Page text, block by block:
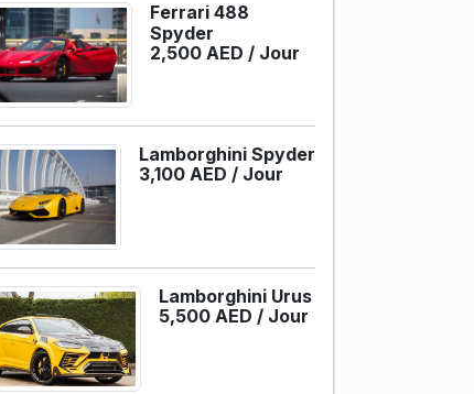
Ferrari 488
Spyder
2,500 AED / Jour
Lamborghini Spyder
3,100 AED / Jour
Lamborghini Urus
5,500 AED / Jour